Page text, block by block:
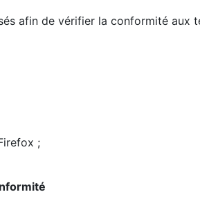
afin de vérifier la conformité aux
;